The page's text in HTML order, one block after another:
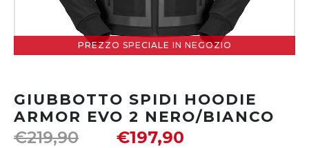
PREZZO SPECIALE IN NEGOZIO
GIUBBOTTO SPIDI HOODIE
ARMOR EVO 2 NERO/BIANCO
€219,90 €197,90